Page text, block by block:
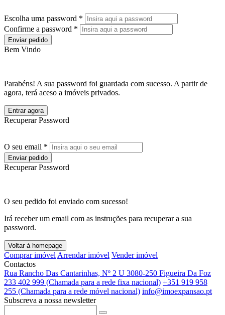
Escolha uma password *
Confirme a password *
Enviar pedido
Bem Vindo
Parabéns! A sua password foi guardada com sucesso. A partir de
agora, terá aceso a imóveis privados.
Entrar agora
Recuperar Password
O seu email *
Enviar pedido
Recuperar Password
O seu pedido foi enviado com sucesso!
Irá receber um email com as instruções para recuperar a sua
password.
Voltar à homepage
Comprar imóvel Arrendar imóvel Vender imóvel
Contactos
Rua Rancho Das Cantarinhas, Nº 2 U 3080-250 Figueira Da Foz
233 402 999 (Chamada para a rede fixa nacional) +351 919 958
255 (Chamada para a rede móvel nacional) info@imoexpansao.pt
Subscreva a nossa newsletter